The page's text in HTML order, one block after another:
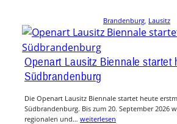
Brandenburg Lausitz
Openart Lausitz Biennale startet
Südbrandenburg
Die Openart Lausitz Biennale startet heute
Südbrandenburg. Bis zum 20. September 2026
regionalen und… weiterlesen